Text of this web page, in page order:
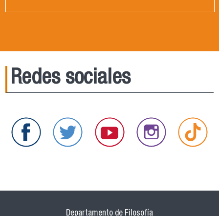
Redes sociales
Departamento de Filosofía